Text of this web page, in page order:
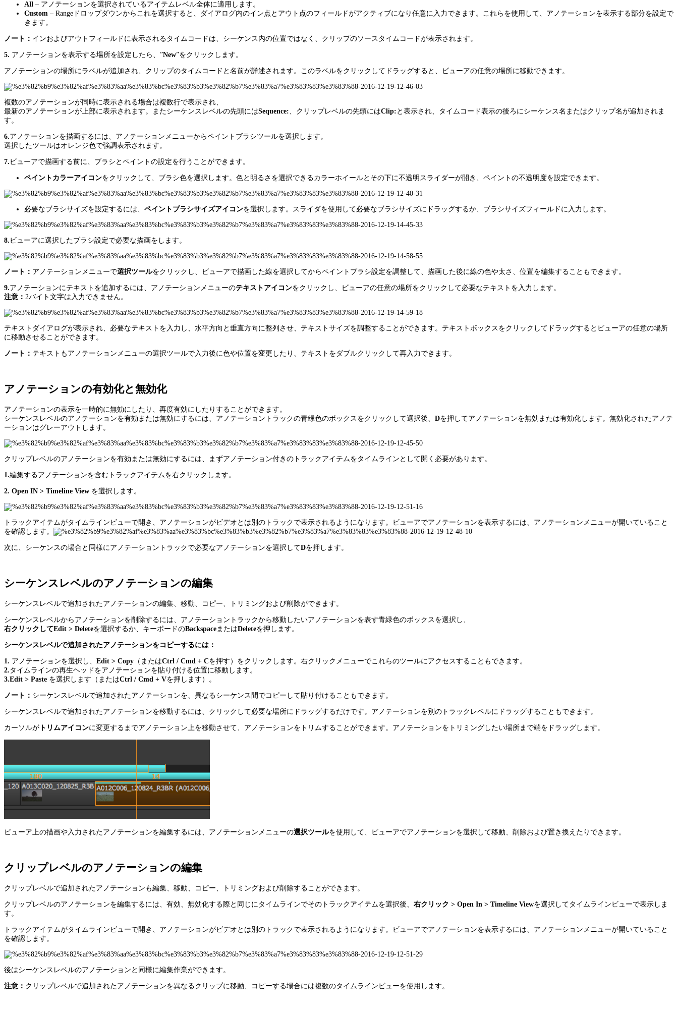
All – アノテーションを選択されているアイテムレベル全体に適用します。
Custom – Rangeドロップダウンからこれを選択すると、ダイアログ内のイン点とアウト点のフィールドがアクティブになり任意に入力できます。これらを使用して、アノテーションを表示する部分を設定で
きます。
ノート： インおよびアウトフィールドに表示されるタイムコードは、シーケンス内の位置ではなく、クリップのソースタイムコードが表示されます。
5. アノテーションを表示する場所を設定したら、”New”をクリックします。
アノテーションの場所にラベルが追加され、クリップのタイムコードと名前が詳述されます。このラベルをクリックしてドラッグすると、ビューアの任意の場所に移動できます。
複数のアノテーションが同時に表示される場合は複数行で表示され、
最新のアノテーションが上部に表示されます。またシーケンスレベルの先頭にはSequence:、クリップレベルの先頭にはClip: と表示され、タイムコード表示の後ろにシーケンス名またはクリップ名が追加されま
す。
6.アノテーションを描画するには、アノテーションメニューからペイントブラシツールを選択します。
選択したツールはオレンジ色で強調表示されます。
7. ビューアで描画する前に、ブラシとペイントの設定を行うことができます。
ペイントカラーアイコンをクリックして、ブラシ色を選択します。色と明るさを選択できるカラーホイールとその下に不透明スライダーが開き、ペイントの不透明度を設定できます。
必要なブラシサイズを設定するには、 ペイントブラシサイズアイコンを選択します。スライダを使用して必要なブラシサイズにドラッグするか、ブラシサイズフィールドに入力します。
8. ビューアに選択したブラシ設定で必要な描画をします。
ノート： アノテーションメニューで選択ツールをクリックし、ビューアで描画した線を選択してからペイントブラシ設定を調整して、描画した後に線の色や太さ、位置を編集することもできます。
9.アノテーションにテキストを追加するには、アノテーションメニューのテキストアイコンをクリックし、ビューアの任意の場所をクリックして必要なテキストを入力します。
注意： 2バイト文字は入力できません。
テキストダイアログが表示され、必要なテキストを入力し、水平方向と垂直方向に整列させ、テキストサイズを調整することができます。テキストボックスをクリックしてドラッグするとビューアの任意の場所
に移動させることができます。
ノート： テキストもアノテーションメニューの選択ツールで入力後に色や位置を変更したり、テキストをダブルクリックして再入力できます。
アノテーションの有効化と無効化
アノテーションの表示を一時的に無効にしたり、再度有効にしたりすることができます。
シーケンスレベルのアノテーションを有効または無効にするには、アノテーショントラックの青緑色のボックスをクリックして選択後、 Dを押してアノテーションを無効または有効化します。無効化されたアノテ
ーションはグレーアウトします。
クリップレベルのアノテーションを有効または無効にするには、まずアノテーション付きのトラックアイテムをタイムラインとして開く必要があります。
1.編集するアノテーションを含むトラックアイテムを右クリックします。
2. Open IN > Timeline View を選択します。
トラックアイテムがタイムラインビューで開き、アノテーションがビデオとは別のトラックで表示されるようになります。ビューアでアノテーションを表示するには、アノテーションメニューが開いていること
を確認します。
次に、シーケンスの場合と同様にアノテーショントラックで必要なアノテーションを選択してDを押します。
シーケンスレベルのアノテーションの編集
シーケンスレベルで追加されたアノテーションの編集、移動、コピー、トリミングおよび削除ができます。
シーケンスレベルからアノテーションを削除するには、アノテーショントラックから移動したいアノテーションを表す青緑色のボックスを選択し、
右クリックしてEdit > Deleteを選択するか、キーボードのBackspace またはDeleteを押します。
シーケンスレベルで追加されたアノテーションをコピーするには：
1. アノテーションを選択し、 Edit > Copy （またはCtrl / Cmd + Cを押す）をクリックします。右クリックメニューでこれらのツールにアクセスすることもできます。
2. タイムラインの再生ヘッドをアノテーションを貼り付ける位置に移動します。
3.Edit > Paste を選択します（またはCtrl / Cmd + Vを押します）。
ノート： シーケンスレベルで追加されたアノテーションを、異なるシーケンス間でコピーして貼り付けることもできます。
シーケンスレベルで追加されたアノテーションを移動するには、クリックして必要な場所にドラッグするだけです。アノテーションを別のトラックレベルにドラッグすることもできます。
カーソルが トリムアイコンに変更するまでアノテーション上を移動させて、アノテーションをトリムすることができます。アノテーションをトリミングしたい場所まで端をドラッグします。
ビューア上の描画や入力されたアノテーションを編集するには、アノテーションメニューの選択ツールを使用して、ビューアでアノテーションを選択して移動、削除および置き換えたりできます。
クリップレベルのアノテーションの編集
クリップレベルで追加されたアノテーションも編集、移動、コピー、トリミングおよび削除することができます。
クリップレベルのアノテーションを編集するには、有効、無効化する際と同じにタイムラインでそのトラックアイテムを選択後、 右クリック > Open In > Timeline Viewを選択してタイムラインビューで表示しま
す。
トラックアイテムがタイムラインビューで開き、アノテーションがビデオとは別のトラックで表示されるようになります。ビューアでアノテーションを表示するには、アノテーションメニューが開いていること
を確認します。
後はシーケンスレベルのアノテーションと同様に編集作業ができます。
注意： クリップレベルで追加されたアノテーションを異なるクリップに移動、コピーする場合には複数のタイムラインビューを使用します。